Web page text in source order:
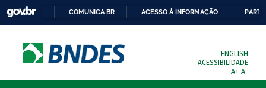
COMUNICA BR ACESSO À INFORMAÇÃO
ENGLISH
ACESSIBILIDADE
A+ A-